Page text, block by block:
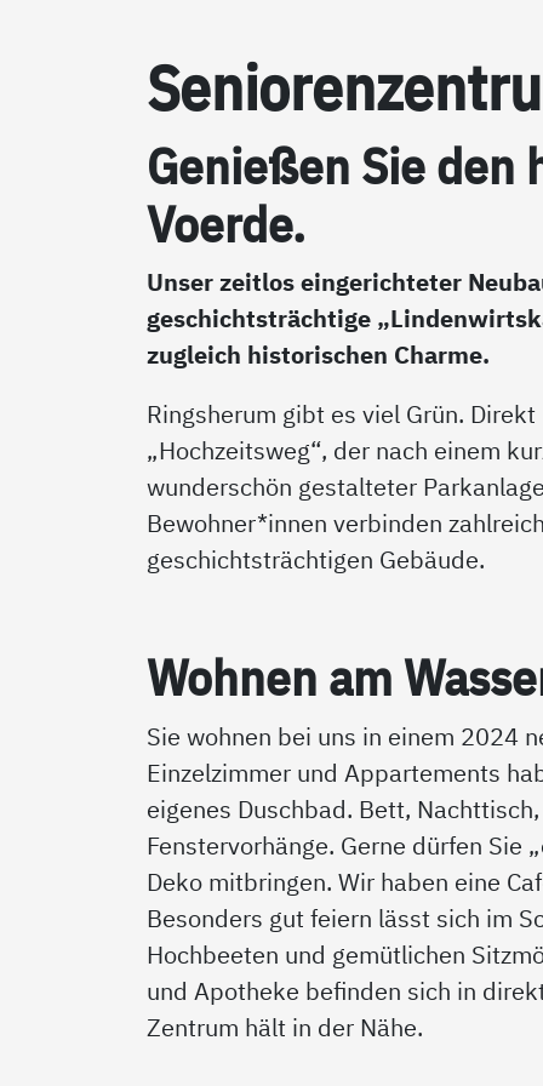
Ge­nie­ßen Sie
Vo­er­de.
Unser zeitlos eingerichteter
geschichtsträchtige
zugleich historischen Charme.
Ringsherum gibt es viel Grün.
„Hochzeitsweg“, der nach einem
wunderschön gestalteter
Bewohner*innen verbinden
geschichtsträchtigen Gebäude.
Woh­nen am
Sie wohnen bei uns in einem 2024
Einzelzimmer und Appartements
eigenes Duschbad. Bett,
Fenstervorhänge. Gerne dürfen Sie
Deko mitbringen. Wir haben eine
Besonders gut feiern lässt sich im
Hochbeeten und gemütlichen
und Apotheke befinden sich in
Zentrum hält in der Nähe.